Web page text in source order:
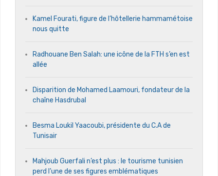
Kamel Fourati, figure de l’hôtellerie hammamétoise
nous quitte
Radhouane Ben Salah: une icône de la FTH s’en est
allée
Disparition de Mohamed Laamouri, fondateur de la
chaîne Hasdrubal
Besma Loukil Yaacoubi, présidente du C.A de
Tunisair
Mahjoub Guerfali n’est plus : le tourisme tunisien
perd l’une de ses figures emblématiques